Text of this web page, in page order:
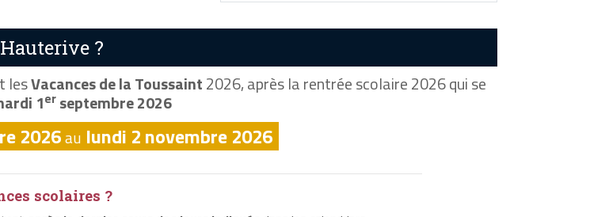
?
lesVacances de la Toussaint2026, après la rentrée scolaire 2026 qui se
1erseptembre 2026
2026au lundi 2 novembre 2026
scolaires ?